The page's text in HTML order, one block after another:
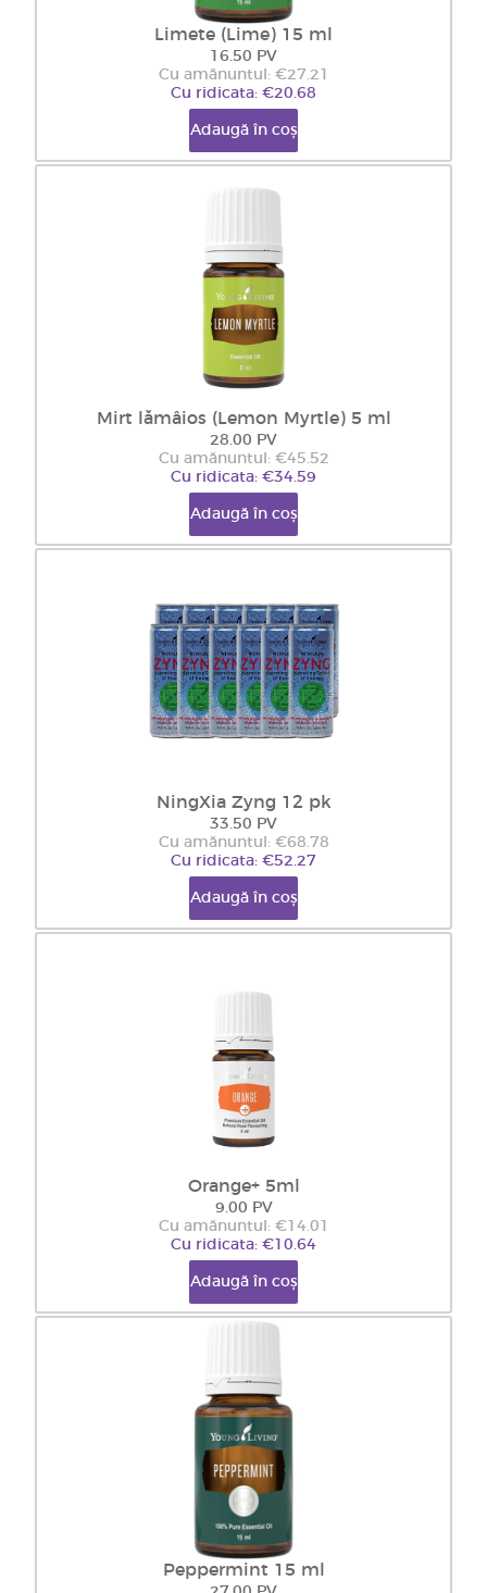
Limete (Lime) 15 ml
16.50 PV
Cu amănuntul: €27.21
Cu ridicata: €20.68
Adaugă în coș
Mirt lămâios (Lemon Myrtle) 5 ml
28.00 PV
Cu amănuntul: €45.52
Cu ridicata: €34.59
Adaugă în coș
NingXia Zyng 12 pk
33.50 PV
Cu amănuntul: €68.78
Cu ridicata: €52.27
Adaugă în coș
Orange+ 5ml
9.00 PV
Cu amănuntul: €14.01
Cu ridicata: €10.64
Adaugă în coș
Peppermint 15 ml